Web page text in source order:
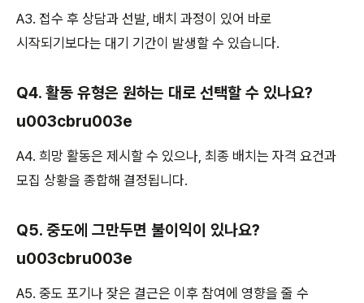
A3. 접수 후 상담과 선발, 배치 과정이 있어 바로
시작되기보다는 대기 기간이 발생할 수 있습니다.
Q4. 활동 유형은 원하는 대로 선택할 수 있나요?
u003cbru003e
A4. 희망 활동은 제시할 수 있으나, 최종 배치는 자격 요건과
모집 상황을 종합해 결정됩니다.
Q5. 중도에 그만두면 불이익이 있나요?
u003cbru003e
A5. 중도 포기나 잦은 결근은 이후 참여에 영향을 줄 수